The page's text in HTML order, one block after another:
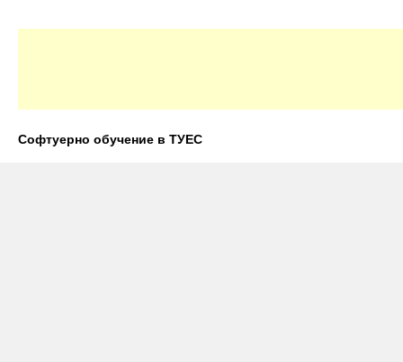
Софтуерно обучение в ТУЕС